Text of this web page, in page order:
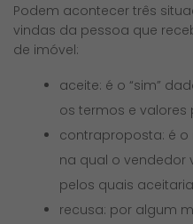
Podem acontecer três
vindas da pessoa que
de imóvel:
aceite: é o “sim”
os termos e
contraproposta: é
na qual o vendedor
pelos quais
recusa: por algum